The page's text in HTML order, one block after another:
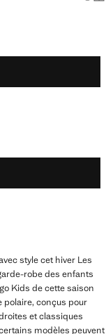
style cet hiver Les
robe des enfants
Kids de cette saison
polaire, conçus pour
et classiques
modèles peuvent